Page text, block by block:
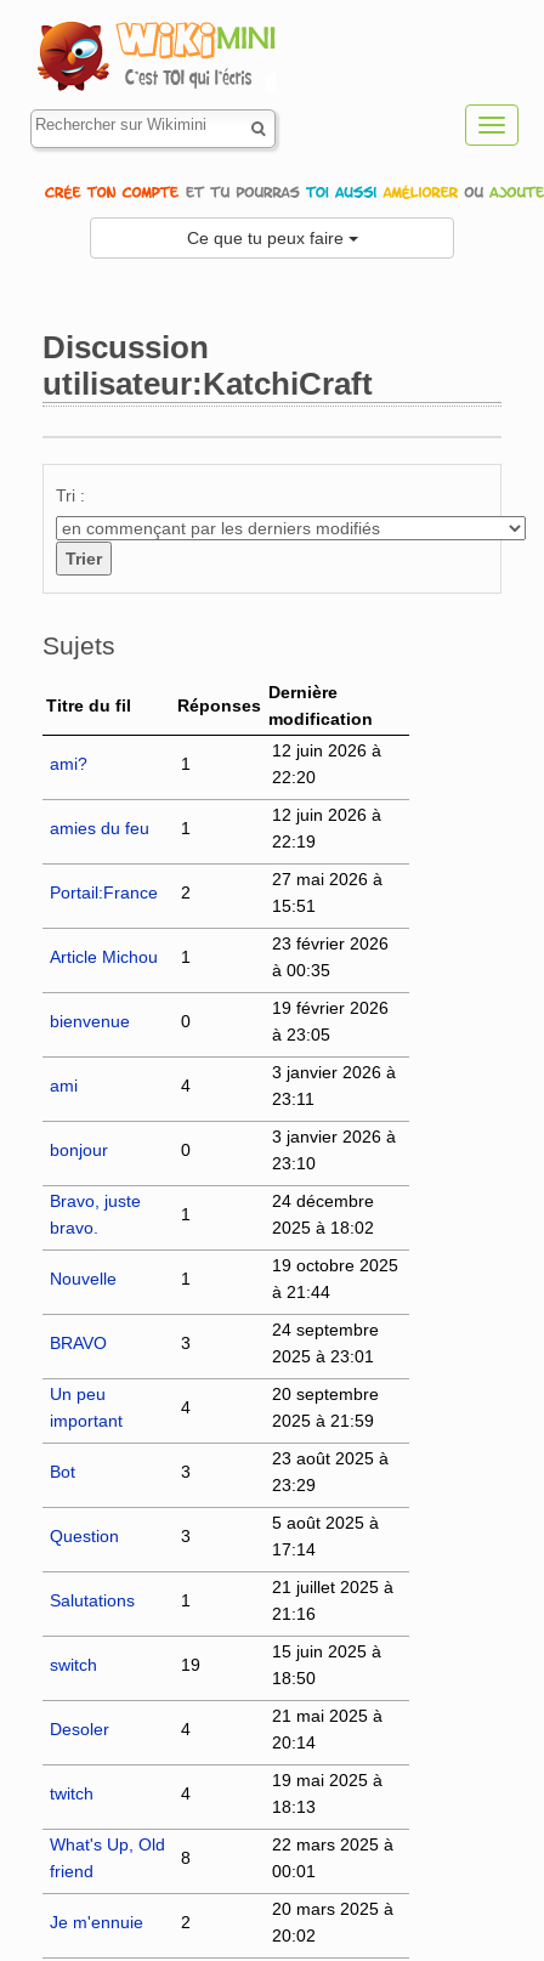
Ce que tu peux faire
Discussion
utilisateur:KatchiCraft
Tri :
Sujets
Titre du fil Réponses
Dernière
modification
ami? 1
12 juin 2026 à
22:20
amies du feu 1
12 juin 2026 à
22:19
Portail:France 2
27 mai 2026 à
15:51
Article Michou 1
23 février 2026
à 00:35
bienvenue 0
19 février 2026
à 23:05
ami 4
3 janvier 2026 à
23:11
bonjour 0
3 janvier 2026 à
23:10
Bravo, juste
bravo.
1
24 décembre
2025 à 18:02
Nouvelle 1
19 octobre 2025
à 21:44
BRAVO 3
24 septembre
2025 à 23:01
Un peu
important
4
20 septembre
2025 à 21:59
Bot 3
23 août 2025 à
23:29
Question 3
5 août 2025 à
17:14
Salutations 1
21 juillet 2025 à
21:16
switch 19
15 juin 2025 à
18:50
Desoler 4
21 mai 2025 à
20:14
twitch 4
19 mai 2025 à
18:13
What's Up, Old
friend
8
22 mars 2025 à
00:01
Je m'ennuie 2
20 mars 2025 à
20:02